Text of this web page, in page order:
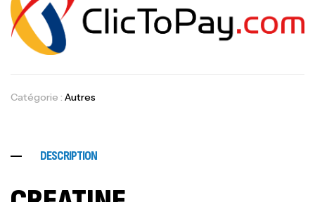
Catégorie : Autres
DESCRIPTION